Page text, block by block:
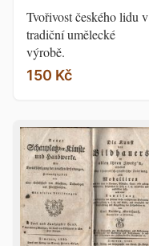
Tvořivost českého lidu v
tradiční umělecké
výrobě.
150 Kč